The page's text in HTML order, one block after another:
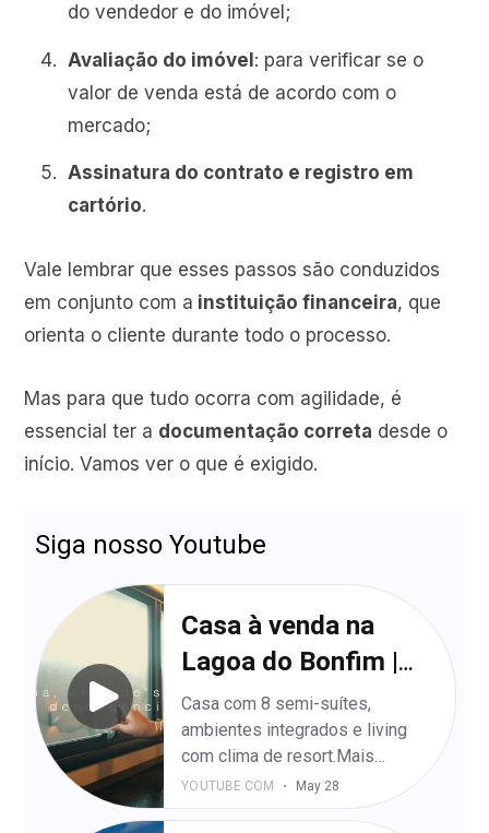
do vendedor e do imóvel;
Avaliação do imóvel: para verificar se o
valor de venda está de acordo com o
mercado;
Assinatura do contrato e registro em
cartório.
Vale lembrar que esses passos são conduzidos
em conjunto com a instituição financeira, que
orienta o cliente durante todo o processo.
Mas para que tudo ocorra com agilidade, é
essencial ter a documentação correta desde o
início. Vamos ver o que é exigido.